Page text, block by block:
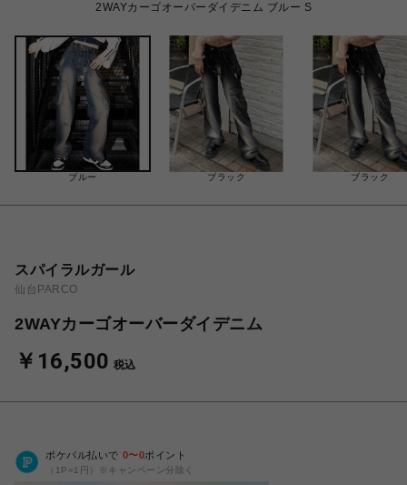
2WAYカーゴオーバーダイデニム ブルー S
ブルー ブラック ブラック
スパイラルガール
仙台PARCO
2WAYカーゴオーバーダイデニム
￥16,500 税込
ポケパル払いで 0〜0ポイント
（1P=1円）※キャンペーン分除く